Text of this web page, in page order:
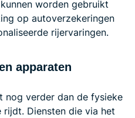
worden gebruikt
op autoverzekeringen
rijervaringen.
apparaten
nog verder dan de fysieke
Diensten die via het